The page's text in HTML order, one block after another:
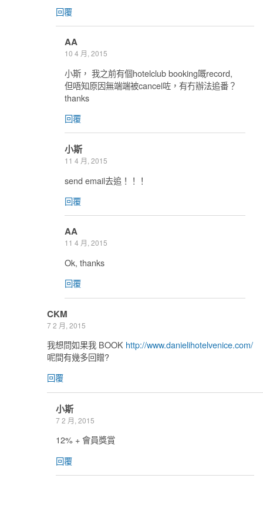
回覆
AA
10 4 月, 2015
小斯， 我之前有個hotelclub booking嘅record,
但唔知原因無端端被cancel咗，有冇辦法追番？
thanks
回覆
小斯
11 4 月, 2015
send email去追！！！
回覆
AA
11 4 月, 2015
Ok, thanks
回覆
CKM
7 2 月, 2015
我想問如果我 BOOK http://www.danielihotelvenice.com/
呢間有幾多回贈?
回覆
小斯
7 2 月, 2015
12% + 會員獎賞
回覆